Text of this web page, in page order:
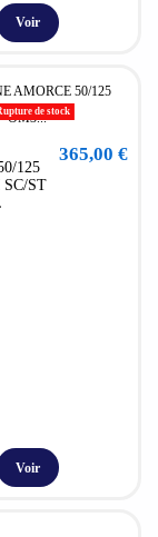
Voir
de stock
125
ST
365,00 €
Voir